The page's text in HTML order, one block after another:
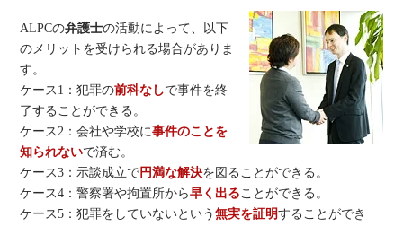
ALPCの弁護士の活動によって、以下
のメリットを受けられる場合がありま
す。
ケース1：犯罪の前科なしで事件を終
了することができる。
ケース2：会社や学校に事件のことを
知られないで済む。
ケース3：示談成立で円満な解決を図ることができる。
ケース4：警察署や拘置所から早く出ることができる。
ケース5：犯罪をしていないという無実を証明することができ